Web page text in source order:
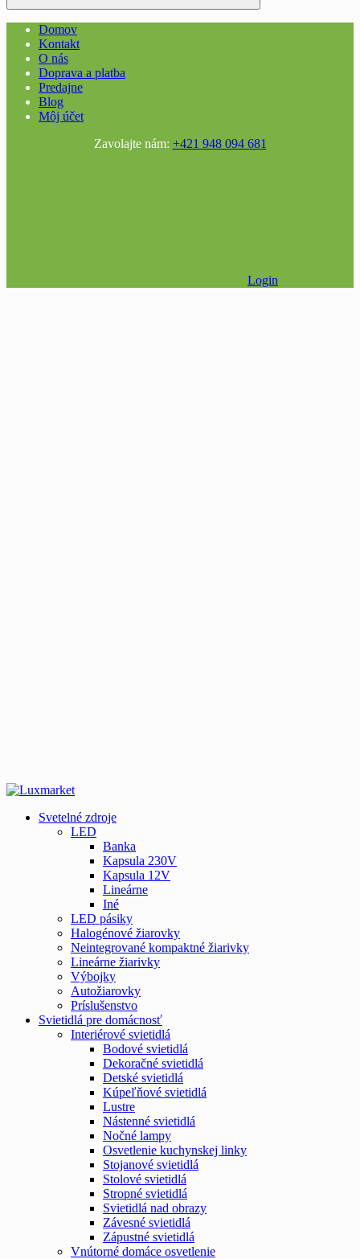
Domov
Kontakt
O nás
Doprava a platba
Predajne
Blog
Môj účet
Zavolajte nám: +421 948 094 681
Login
Svetelné zdroje
LED
Banka
Kapsula 230V
Kapsula 12V
Lineárne
Iné
LED pásiky
Halogénové žiarovky
Neintegrované kompaktné žiarivky
Lineárne žiarivky
Výbojky
Autožiarovky
Príslušenstvo
Svietidlá pre domácnosť
Interiérové svietidlá
Bodové svietidlá
Dekoračné svietidlá
Detské svietidlá
Kúpeľňové svietidlá
Lustre
Nástenné svietidlá
Nočné lampy
Osvetlenie kuchynskej linky
Stojanové svietidlá
Stolové svietidlá
Stropné svietidlá
Svietidlá nad obrazy
Závesné svietidlá
Zápustné svietidlá
Vnútorné domáce osvetlenie